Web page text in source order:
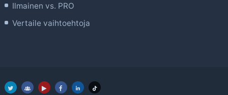
Ilmainen vs. PRO
Vertaile vaihtoehtoja